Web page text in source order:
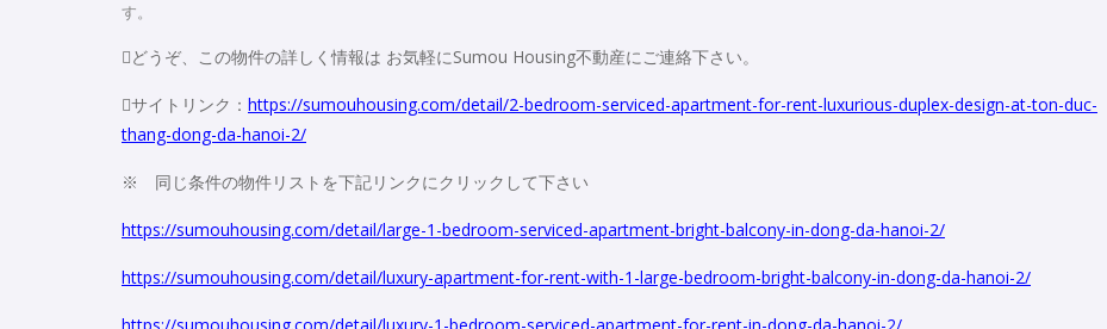
す。
どうぞ、この物件の詳しく情報は お気軽にSumou Housing不動産にご連絡下さい。
サイトリンク： https://sumouhousing.com/detail/2-bedroom-serviced-apartment-for-rent-luxurious-duplex-design-at-ton-duc-
thang-dong-da-hanoi-2/
※ 同じ条件の物件リストを下記リンクにクリックして下さい
https://sumouhousing.com/detail/large-1-bedroom-serviced-apartment-bright-balcony-in-dong-da-hanoi-2/
https://sumouhousing.com/detail/luxury-apartment-for-rent-with-1-large-bedroom-bright-balcony-in-dong-da-hanoi-2/